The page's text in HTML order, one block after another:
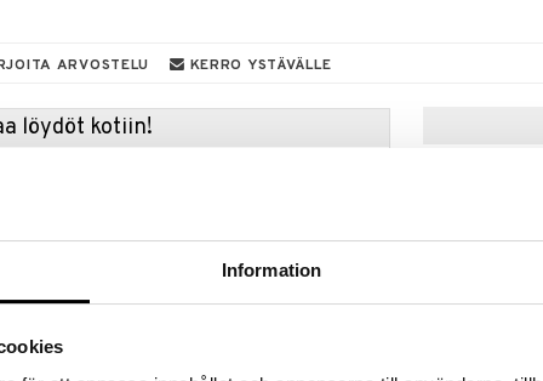
Information
ARVOSTELU KERRO YSTÄVÄLLE
löydöt kotiin!
31.8.2026 asti mutta ole nopea -
voivat päästä loppumaan!
ale-löydöt »